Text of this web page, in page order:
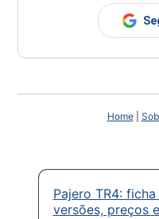
Home|
Pajero TR4:
versões, preços